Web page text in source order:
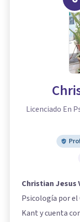
Licenciado En
Christian Jesus
Psicología por
Kant y cuenta